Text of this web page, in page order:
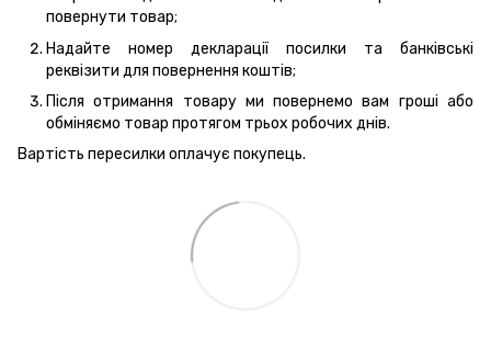
повернути товар;
Надайте номер декларації посилки та банківські
реквізити для повернення коштів;
Після отримання товару ми повернемо вам гроші або
обміняємо товар протягом трьох робочих днів.
Вартість пересилки оплачує покупець.